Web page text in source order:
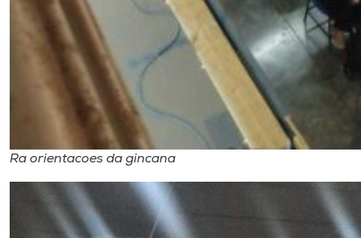
Ra orientacoes da gincana